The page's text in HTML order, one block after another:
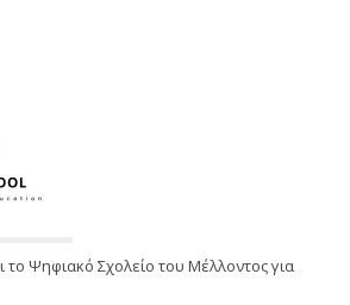
το Ψηφιακό Σχολείο του Μέλλοντος για